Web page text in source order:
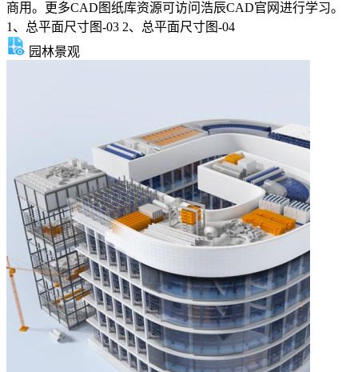
商用。更多CAD图纸库资源可访问浩辰CAD官网进行学习。
1、总平面尺寸图-03 2、总平面尺寸图-04
园林景观